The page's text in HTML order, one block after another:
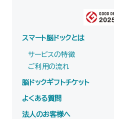
スマート脳ドックとは
サービスの特徴
ご利用の流れ
脳ドックギフトチケット
よくある質問
法人のお客様へ